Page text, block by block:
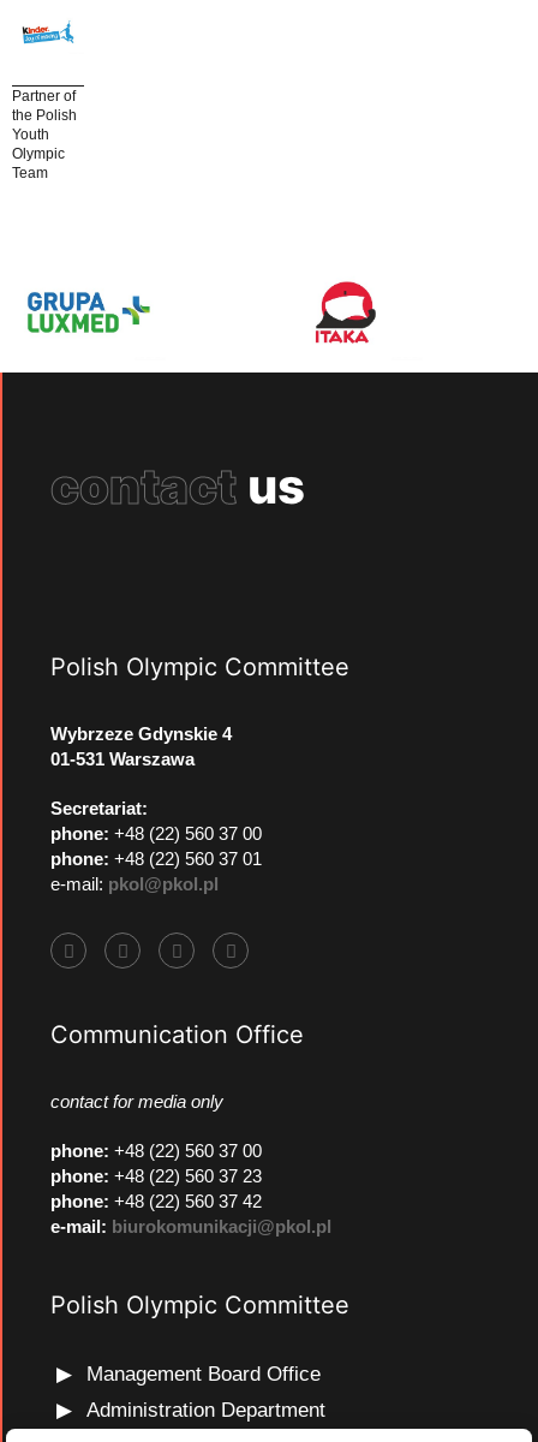
Partner of
the Polish
Youth
Olympic
Team
contact us
Polish Olympic Committee
Wybrzeze Gdynskie 4
01-531 Warszawa
Secretariat:
phone: +48 (22) 560 37 00
phone: +48 (22) 560 37 01
e-mail: pkol@pkol.pl
Communication Office
contact for media only
phone: +48 (22) 560 37 00
phone: +48 (22) 560 37 23
phone: +48 (22) 560 37 42
e-mail: biurokomunikacji@pkol.pl
Polish Olympic Committee
Management Board Office
Administration Department